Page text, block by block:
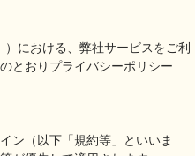
における、弊社サービスをご利
とおりプライバシーポリシー
ン（以下「規約等」といいま